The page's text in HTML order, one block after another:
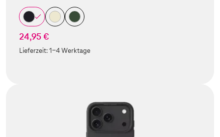
24,95 €
Lieferzeit:1-4 Werktage